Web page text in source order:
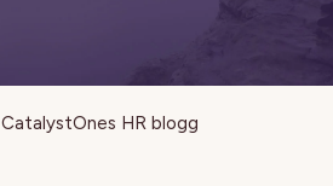
CatalystOnes HR blogg